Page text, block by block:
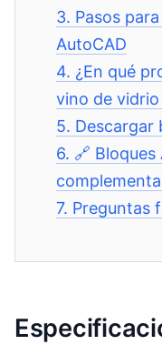
3. Pasos
AutoCAD
4. ¿En qué
vino de
5. Descargar
6. 🔗 Bloques
7. Preguntas